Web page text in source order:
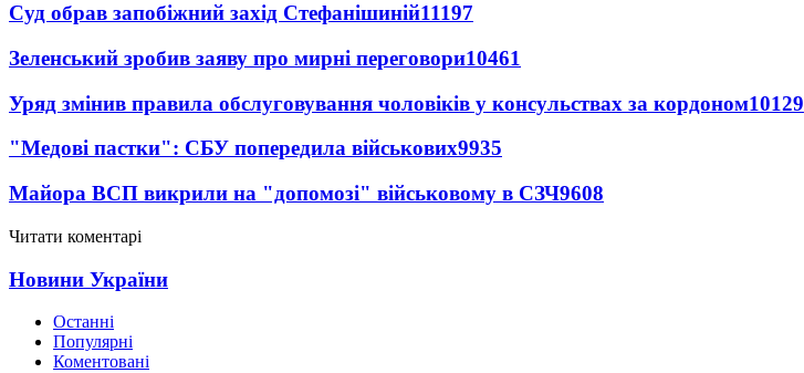
Суд обрав запобіжний захід Стефанішиній11197
Зеленський зробив заяву про мирні переговори10461
Уряд змінив правила обслуговування чоловіків у консульствах за кордоном10129
"Медові пастки": СБУ попередила військових9935
Майора ВСП викрили на "допомозі" військовому в СЗЧ9608
Читати коментарі
Новини України
Останні
Популярні
Коментовані